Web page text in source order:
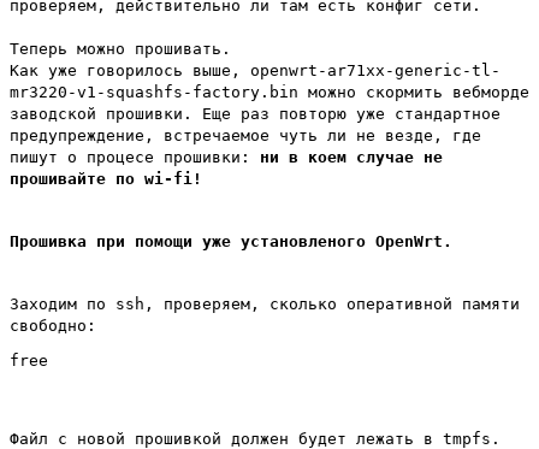
проверяем, действительно ли там есть конфиг сети.
Теперь можно прошивать.
Как уже говорилось выше, openwrt-ar71xx-generic-tl-
mr3220-v1-squashfs-factory.bin можно скормить вебморде
заводской прошивки. Еще раз повторю уже стандартное
предупреждение, встречаемое чуть ли не везде, где
пишут о процесе прошивки: ни в коем случае не
прошивайте по wi-fi!
Прошивка при помощи уже установленого OpenWrt.
Заходим по ssh, проверяем, сколько оперативной памяти
свободно:
Файл с новой прошивкой должен будет лежать в tmpfs.